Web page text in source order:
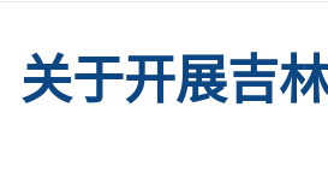
关于开展吉